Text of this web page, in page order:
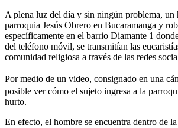
A plena luz del día y sin ningún problema, un
parroquia Jesús Obrero en Bucaramanga y
específicamente en el barrio Diamante 1
del teléfono móvil, se transmitían las
comunidad religiosa a través de las redes
Por medio de un video, consignado en una
posible ver cómo el sujeto ingresa a la
hurto.
En efecto, el hombre se encuentra dentro de